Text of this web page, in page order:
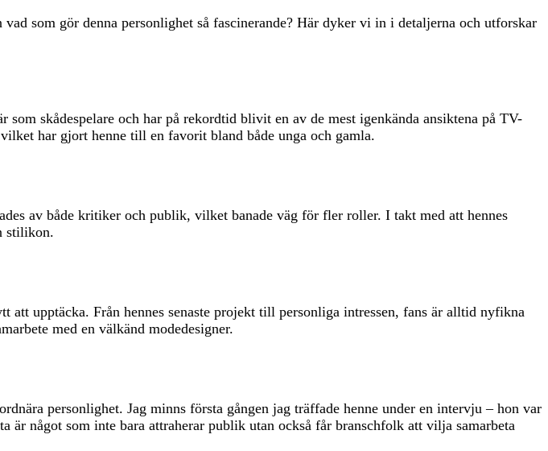
som gör denna personlighet så fascinerande? Här dyker vi in i detaljerna och utforskar
skådespelare och har på rekordtid blivit en av de mest igenkända ansiktena på TV-
har gjort henne till en favorit bland både unga och gamla.
av både kritiker och publik, vilket banade väg för fler roller. I takt med att hennes
stilikon.
upptäcka. Från hennes senaste projekt till personliga intressen, fans är alltid nyfikna
med en välkänd modedesigner.
personlighet. Jag minns första gången jag träffade henne under en intervju – hon var
något som inte bara attraherar publik utan också får branschfolk att vilja samarbeta